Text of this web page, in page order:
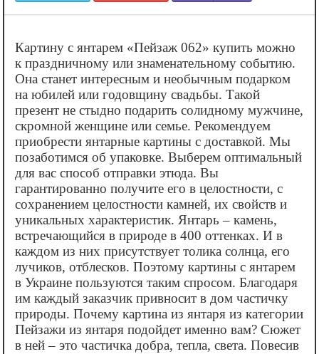
Картину с янтарем «‎Пейзаж 062» купить можно
к праздничному или знаменательному событию.
Она станет интересным и необычным подарком
на юбилей или годовщину свадьбы. Такой
презент не стыдно подарить солидному мужчине,
скромной женщине или семье. Рекомендуем
приобрести янтарные картины с доставкой. Мы
позаботимся об упаковке. Выберем оптимальный
для вас способ отправки этюда. Вы
гарантированно получите его в целостности, с
сохранением целостности камней, их свойств и
уникальных характеристик. Янтарь – камень,
встречающийся в природе в 400 оттенках. И в
каждом из них присутствует толика солнца, его
лучиков, отблесков. Поэтому картины с янтарем
в Украине пользуются таким спросом. Благодаря
им каждый заказчик привносит в дом частичку
природы. Почему картина из янтаря из категории
Пейзажи из янтаря подойдет именно вам? Сюжет
в ней – это частичка добра, тепла, света. Повесив